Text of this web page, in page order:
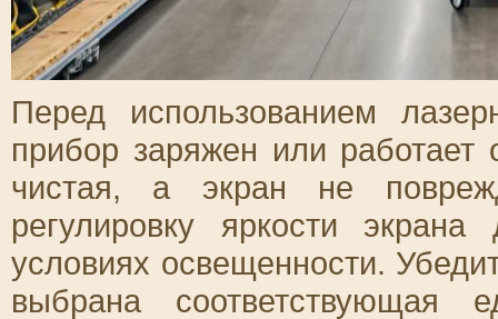
Перед использованием
прибор заряжен или работает
чистая, а экран не
регулировку яркости
условиях освещенности.
выбрана соответствующая